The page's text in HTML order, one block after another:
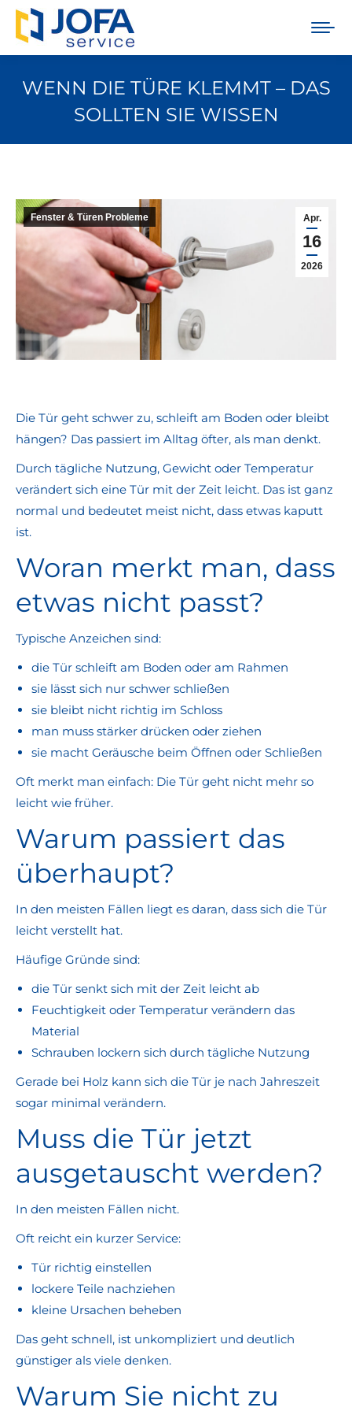
WENN DIE TÜRE KLEMMT – DAS
SOLLTEN SIE WISSEN
Apr.
16
2026
Fenster & Türen Probleme
Die Tür geht schwer zu, schleift am Boden oder bleibt
hängen? Das passiert im Alltag öfter, als man denkt.
Durch tägliche Nutzung, Gewicht oder Temperatur
verändert sich eine Tür mit der Zeit leicht. Das ist ganz
normal und bedeutet meist nicht, dass etwas kaputt
ist.
Woran merkt man, dass
etwas nicht passt?
Typische Anzeichen sind:
die Tür schleift am Boden oder am Rahmen
sie lässt sich nur schwer schließen
sie bleibt nicht richtig im Schloss
man muss stärker drücken oder ziehen
sie macht Geräusche beim Öffnen oder Schließen
Oft merkt man einfach: Die Tür geht nicht mehr so
leicht wie früher.
Warum passiert das
überhaupt?
In den meisten Fällen liegt es daran, dass sich die Tür
leicht verstellt hat.
Häufige Gründe sind:
die Tür senkt sich mit der Zeit leicht ab
Feuchtigkeit oder Temperatur verändern das
Material
Schrauben lockern sich durch tägliche Nutzung
Gerade bei Holz kann sich die Tür je nach Jahreszeit
sogar minimal verändern.
Muss die Tür jetzt
ausgetauscht werden?
In den meisten Fällen nicht.
Oft reicht ein kurzer Service:
Tür richtig einstellen
lockere Teile nachziehen
kleine Ursachen beheben
Das geht schnell, ist unkompliziert und deutlich
günstiger als viele denken.
Warum Sie nicht zu